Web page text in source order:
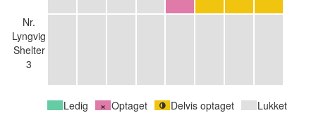
Nr.
Lyngvig
Shelter
3
Ledig Optaget Delvis optaget Lukket